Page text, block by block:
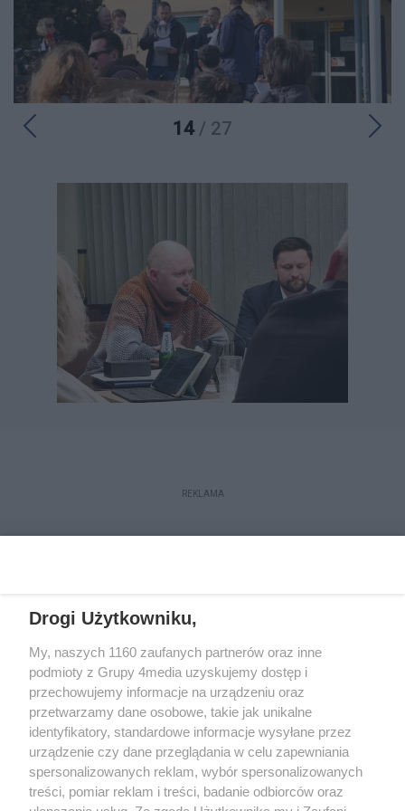
14 / 27
REKLAMA
Reklama Kontakt Regulamin
Dystrybucja
Regulamin prenumeraty
Polityka Prywatności
Zapisz się do newslettera
Drogi Użytkowniku,
My, naszych 1160 zaufanych partnerów oraz inne
podmioty z Grupy 4media uzyskujemy dostęp i
przechowujemy informacje na urządzeniu oraz
przetwarzamy dane osobowe, takie jak unikalne
identyfikatory, standardowe informacje wysyłane przez
urządzenie czy dane przeglądania w celu zapewniania
spersonalizowanych reklam, wybór spersonalizowanych
treści, pomiar reklam i treści, badanie odbiorców oraz